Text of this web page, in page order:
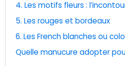
4. Les motifs fleurs :
5. Les rouges et bordeaux
6. Les French blanches ou
Quelle manucure adopter